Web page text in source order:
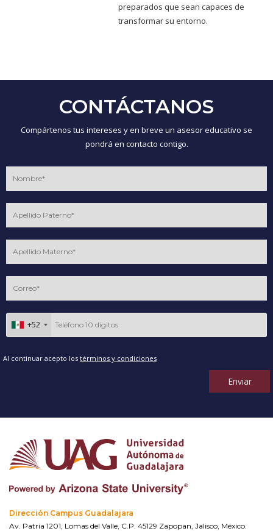
preparados que sean capaces de
transformar su entorno.
CONTÁCTANOS
Compártenos tus intereses y en breve un asesor educativo se
pondrá en contacto contigo.
+52
Al continuar acepto los términos y condiciones
Enviar
Dirección Campus Guadalajara
Av. Patria 1201, Lomas del Valle, C.P. 45129 Zapopan, Jalisco, México.